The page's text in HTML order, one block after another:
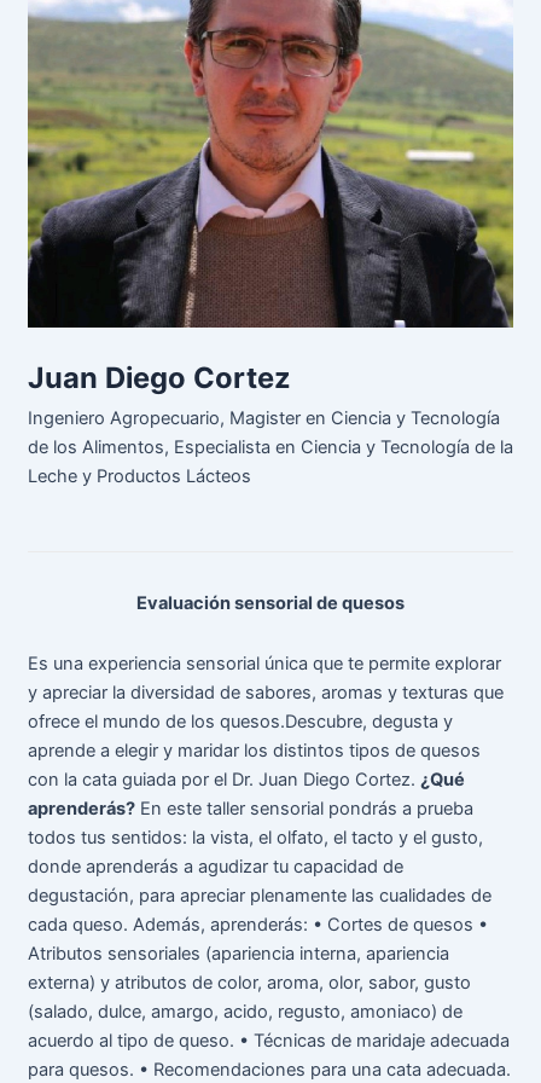
Juan Diego Cortez
Ingeniero Agropecuario, Magister en Ciencia y Tecnología
de los Alimentos, Especialista en Ciencia y Tecnología de la
Leche y Productos Lácteos
Evaluación sensorial de quesos
Es una experiencia sensorial única que te permite explorar
y apreciar la diversidad de sabores, aromas y texturas que
ofrece el mundo de los quesos.Descubre, degusta y
aprende a elegir y maridar los distintos tipos de quesos
con la cata guiada por el Dr. Juan Diego Cortez. ¿Qué
aprenderás?En este taller sensorial pondrás a prueba
todos tus sentidos: la vista, el olfato, el tacto y el gusto,
donde aprenderás a agudizar tu capacidad de
degustación, para apreciar plenamente las cualidades de
cada queso. Además, aprenderás: • Cortes de quesos •
Atributos sensoriales (apariencia interna, apariencia
externa) y atributos de color, aroma, olor, sabor, gusto
(salado, dulce, amargo, acido, regusto, amoniaco) de
acuerdo al tipo de queso. • Técnicas de maridaje adecuada
para quesos. • Recomendaciones para una cata adecuada.